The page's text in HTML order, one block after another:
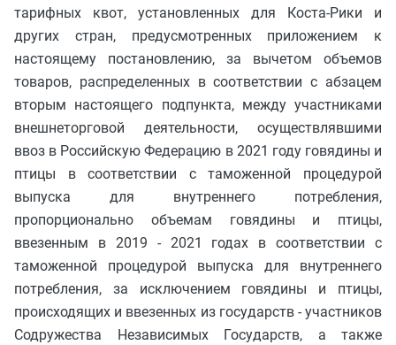
тарифных квот, установленных для Коста-Рики и
других стран, предусмотренных приложением к
настоящему постановлению, за вычетом объемов
товаров, распределенных в соответствии с абзацем
вторым настоящего подпункта, между участниками
внешнеторговой деятельности, осуществлявшими
ввоз в Российскую Федерацию в 2021 году говядины и
птицы в соответствии с таможенной процедурой
выпуска для внутреннего потребления,
пропорционально объемам говядины и птицы,
ввезенным в 2019 - 2021 годах в соответствии с
таможенной процедурой выпуска для внутреннего
потребления, за исключением говядины и птицы,
происходящих и ввезенных из государств - участников
Содружества Независимых Государств, а также